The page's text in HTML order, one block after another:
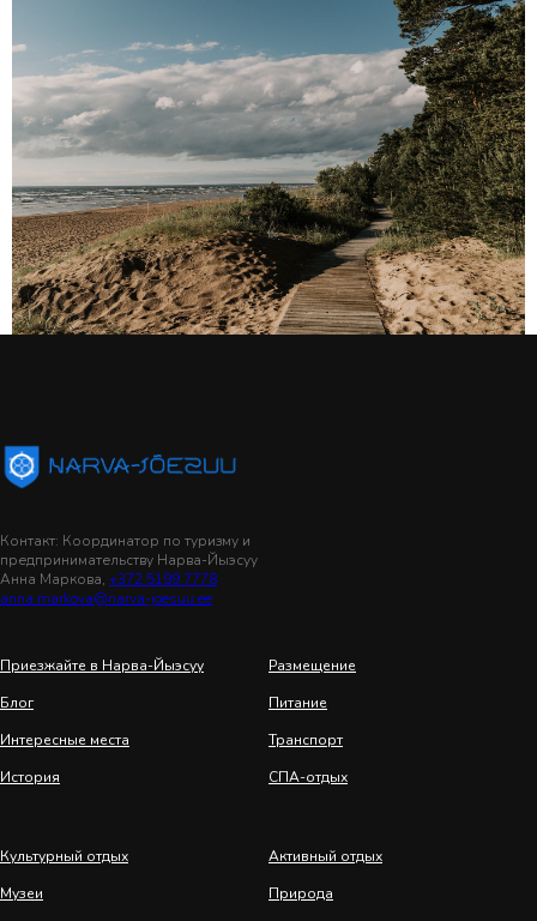
Контакт: Координатор по туризму и
предпринимательству Нарва-Йыэсуу
Анна Маркова, +372 5199 7778
anna.markova@narva-joesuu.ee
Приезжайте в Нарва-Йыэсуу
Блог
Интересные места
История
Размещение
Питание
Транспорт
СПА-отдых
Культурный отдых
Музеи
Активный отдых
Природа